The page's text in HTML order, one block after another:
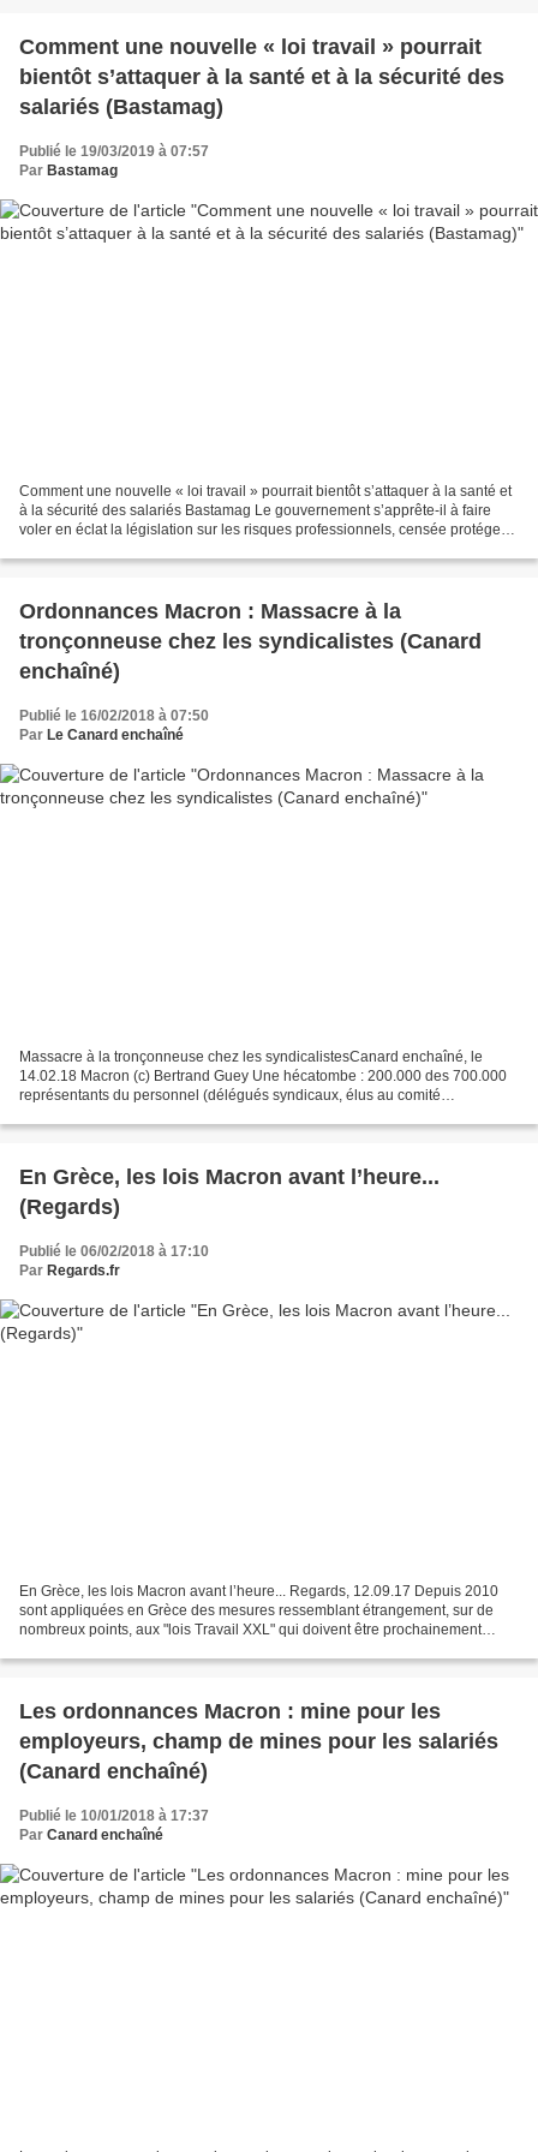
Comment une nouvelle « loi travail » pourrait
bientôt s’attaquer à la santé et à la sécurité des
salariés (Bastamag)
Publié le 19/03/2019 à 07:57
Par Bastamag
Comment une nouvelle « loi travail » pourrait bientôt s’attaquer à la santé et
à la sécurité des salariés Bastamag Le gouvernement s’apprête-il à faire
voler en éclat la législation sur les risques professionnels, censée protéger
Ordonnances Macron : Massacre à la
tronçonneuse chez les syndicalistes (Canard
enchaîné)
Publié le 16/02/2018 à 07:50
Par Le Canard enchaîné
Massacre à la tronçonneuse chez les syndicalistesCanard enchaîné, le
14.02.18 Macron (c) Bertrand Guey Une hécatombe : 200.000 des 700.000
représentants du personnel (délégués syndicaux, élus au comité
En Grèce, les lois Macron avant l’heure...
(Regards)
Publié le 06/02/2018 à 17:10
Par Regards.fr
En Grèce, les lois Macron avant l’heure... Regards, 12.09.17 Depuis 2010
sont appliquées en Grèce des mesures ressemblant étrangement, sur de
nombreux points, aux "lois Travail XXL" qui doivent être prochainement
Les ordonnances Macron : mine pour les
employeurs, champ de mines pour les salariés
(Canard enchaîné)
Publié le 10/01/2018 à 17:37
Par Canard enchaîné